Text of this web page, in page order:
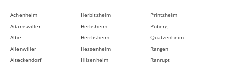
Achenheim
Adamswiller
Albe
Allenwiller
Alteckendorf
Herbitzheim
Herbsheim
Herrlisheim
Hessenheim
Hilsenheim
Printzheim
Puberg
Quatzenheim
Rangen
Ranrupt